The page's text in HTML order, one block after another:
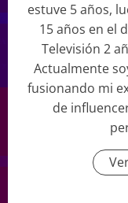
estuve 5 años,
15 años en el
Televisión 2
Actualmente
fusionando mi
de